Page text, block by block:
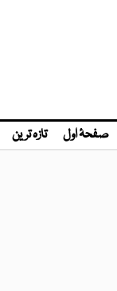
صفحۂ اول تازہ ترین